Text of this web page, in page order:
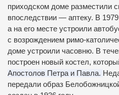
приходском доме разместили
впоследствии — аптеку. В
а на его месте устроили
с возрождением римо-
доме устроили часовню. В
построен новый костел,
Апостолов Петра и Павла.
передали образ